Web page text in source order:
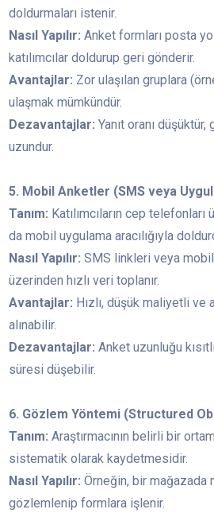
doldurmaları istenir.
Nasıl Yapılır: Anket formları posta
katılımcılar doldurup geri gönderir.
Avantajlar: Zor ulaşılan gruplara
ulaşmak mümkündür.
Dezavantajlar: Yanıt oranı
uzundur.
5. Mobil Anketler (SMS veya
Tanım: Katılımcıların cep
da mobil uygulama aracılığıyla
Nasıl Yapılır: SMS linkleri veya
üzerinden hızlı veri toplanır.
Avantajlar: Hızlı, düşük maliyetli ve
alınabilir.
Dezavantajlar: Anket uzunluğu
süresi düşebilir.
6. Gözlem Yöntemi (Structured
Tanım: Araştırmacının belirli bir
sistematik olarak kaydetmesidir.
Nasıl Yapılır: Örneğin, bir mağazada
gözlemlenip formlara işlenir.